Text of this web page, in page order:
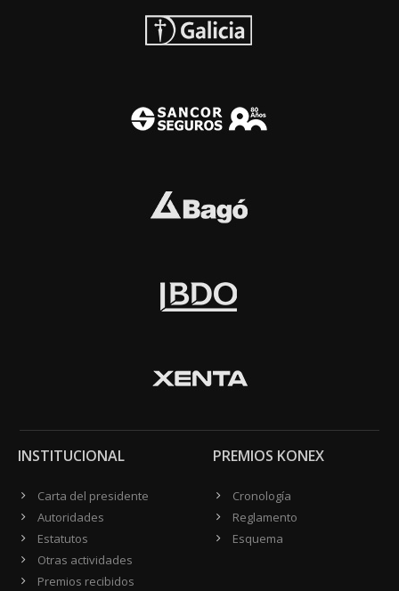
INSTITUCIONAL
Carta del presidente
Autoridades
Estatutos
Otras actividades
Premios recibidos
PREMIOS KONEX
Cronología
Reglamento
Esquema